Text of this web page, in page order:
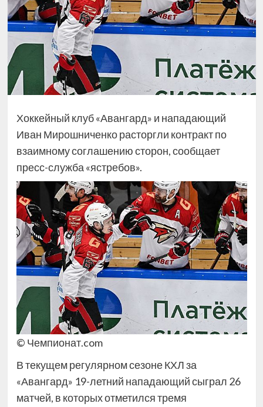
Хоккейный клуб «Авангард» и нападающий
Иван Мирошниченко расторгли контракт по
взаимному соглашению сторон, сообщает
пресс-служба «ястребов».
© Чемпионат.com
В текущем регулярном сезоне КХЛ за
«Авангард» 19-летний нападающий сыграл 26
матчей, в которых отметился тремя